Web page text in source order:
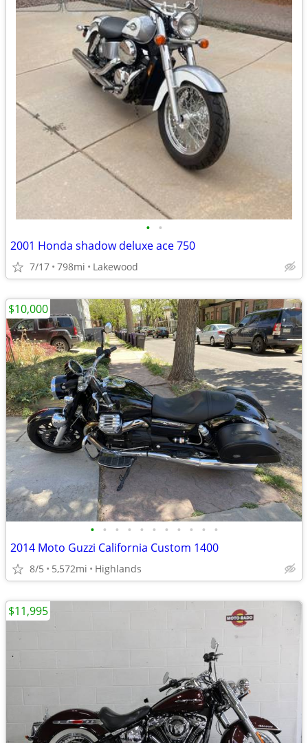
• •
2001 Honda shadow deluxe ace 750
7/17 798mi Lakewood
• • • • • • • • • • •
2014 Moto Guzzi California Custom 1400
8/5 5,572mi Highlands
$10,000
$11,995